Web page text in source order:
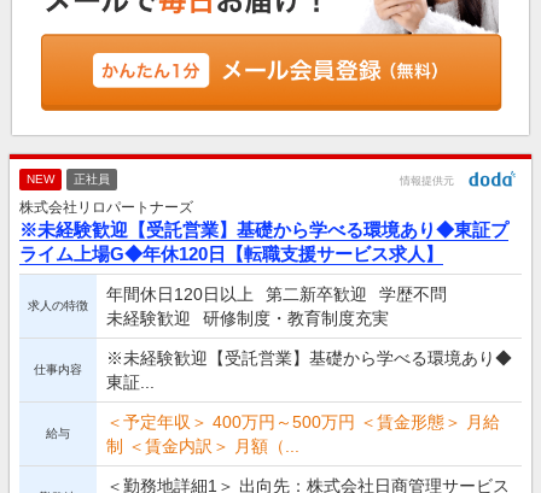
NEW 正社員 情報提供元
株式会社リロパートナーズ
※未経験歓迎【受託営業】基礎から学べる環境あり◆東証プ
ライム上場G◆年休120日【転職支援サービス求人】
求人の特徴
年間休日120日以上 第二新卒歓迎
学歴不問
未経験歓迎
研修制度・教育制度充実
仕事内容
※未経験歓迎【受託営業】基礎から学べる環境あり◆
東証...
給与
＜予定年収＞ 400万円～500万円 ＜賃金形態＞ 月給
制 ＜賃金内訳＞ 月額（...
＜勤務地詳細1＞ 出向先：株式会社日商管理サービス